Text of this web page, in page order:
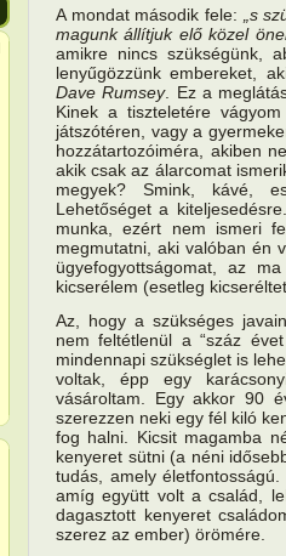
A mondat második fele:
„s
magunk állítjuk elő közel
amikre nincs szükségünk,
lenyűgözzünk embereket,
Dave Rumsey. Ez a
Kinek a tiszteletére
játszótéren, vagy a
hozzátartozóiméra, akiben
akik csak az álarcomat
megyek? Smink, kávé,
Lehetőséget a
munka, ezért nem ismeri
megmutatni, aki valóban én
ügyefogyottságomat, az
kicserélem (esetleg
Az, hogy a szükséges
nem feltétlenül a “száz
mindennapi szükséglet is
voltak, épp egy
vásároltam. Egy akkor 90
szerezzen neki egy fél kiló
fog halni. Kicsit magamba
kenyeret sütni (a néni
tudás, amely
amíg együtt volt a család,
dagasztott kenyeret
szerez az ember) örömére.